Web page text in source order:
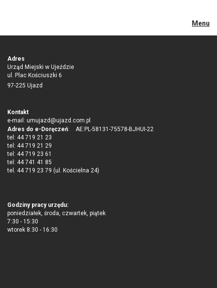
Menu
Adres
Urząd Miejski w Ujeździe
ul. Plac Kościuszki 6
97-225 Ujazd
Kontakt
e-mail: umujazd@ujazd.com.pl
Adres do e-Doręczeń: AE:PL-58131-75578-BJHUI-22
tel: 44 719 21 23
tel: 44 719 21 29
tel: 44 719 23 61
tel: 44 741 41 85
tel. 44 719 23 79 (ul. Kościelna 24)
Godziny pracy urzędu:
poniedziałek, środa, czwartek, piątek
7:30 - 15:30
wtorek 8:30 - 16:30